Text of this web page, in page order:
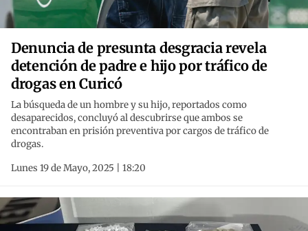
Denuncia de presunta desgracia revela
detención de padre e hijo por tráfico de
drogas en Curicó
La búsqueda de un hombre y su hijo, reportados como
desaparecidos, concluyó al descubrirse que ambos se
encontraban en prisión preventiva por cargos de tráfico de
drogas.
Lunes 19 de Mayo, 2025 | 18:20